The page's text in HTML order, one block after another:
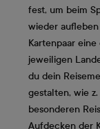
fest, um beim
wieder aufleben
Kartenpaar
jeweiligen
du dein
gestalten, wie
besonderen
Aufdecken der